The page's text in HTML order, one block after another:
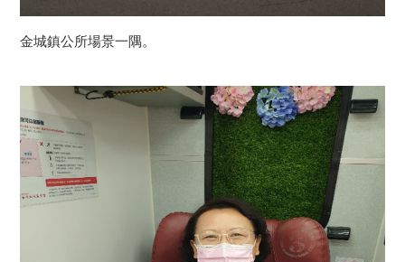
金城鎮公所場景一隅。